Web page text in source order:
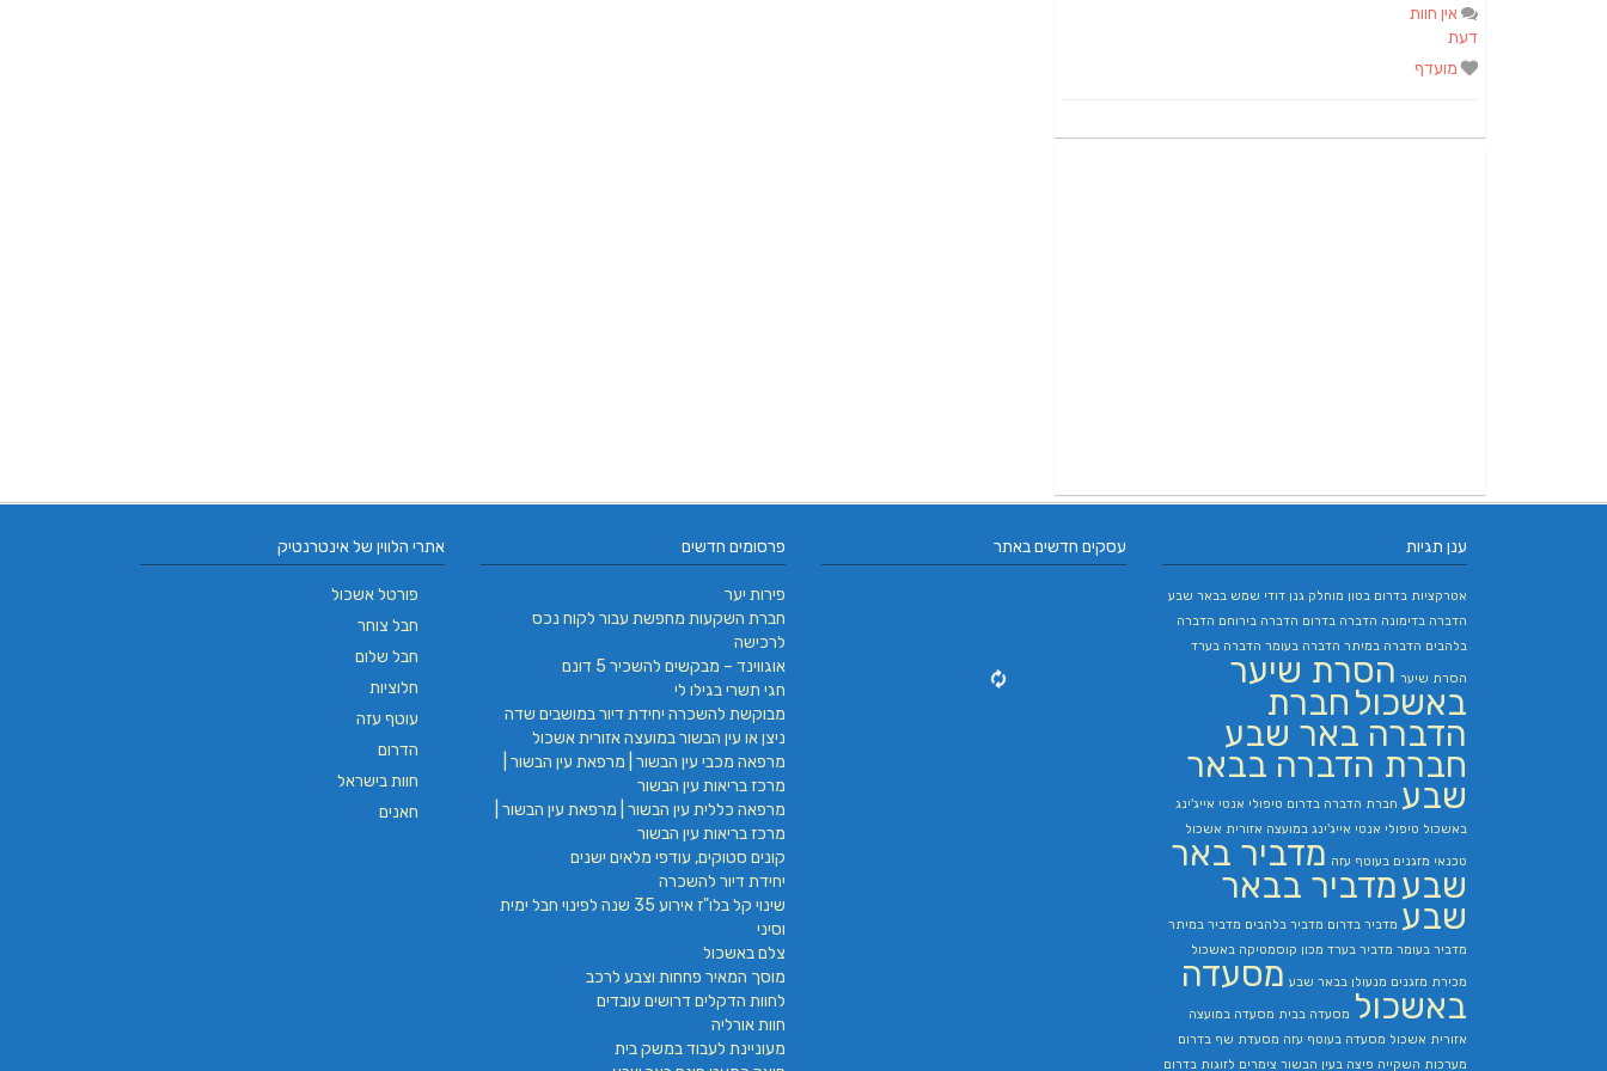
אין חוות
דעת
מועדף
אתרי הלווין של אינטרנטיק
פורטל אשכול
חבל צוחר
חבל שלום
חלוציות
עוטף עזה
הדרום
חוות בישראל
חאנים
פרסומים חדשים
פירות יער
חברת השקעות מחפשת עבור לקוח נכס
לרכישה
אוגווינד – מבקשים להשכיר 5 דונם
חגי תשרי בגילו לי
מבוקשת להשכרה יחידת דיור במושבים שדה
ניצן או עין הבשור במועצה אזורית אשכול
מרפאה מכבי עין הבשור | מרפאת עין הבשור |
מרכז בריאות עין הבשור
מרפאה כללית עין הבשור | מרפאת עין הבשור |
מרכז בריאות עין הבשור
קונים סטוקים, עודפי מלאים ישנים
יחידת דיור להשכרה
שינוי קל בלו"ז אירוע 35 שנה לפינוי חבל ימית
וסיני
צלם באשכול
מוסך המאיר פחחות וצבע לרכב
לחוות הדקלים דרושים עובדים
חוות אורליה
מעוניינת לעבוד במשק בית
עסקים חדשים באתר ענן תגיות
אטרקציות בדרום בטון מוחלק גנן דודי שמש בבאר שבע
הדברה בדימונה הדברה בדרום הדברה בירוחם הדברה
בלהבים הדברה במיתר הדברה בעומר הדברה בערד
הסרת שיער הסרת שיער
באשכול חברת
הדברה באר שבע
חברת הדברה בבאר
שבע חברת הדברה בדרום טיפולי אנטי אייג'ינג
באשכול טיפולי אנטי אייג'ינג במועצה אזורית אשכול
טכנאי מזגנים בעוטף עזה מדביר באר
שבעמדביר בבאר
שבע מדביר בדרום מדביר בלהבים מדביר במיתר
מדביר בעומר מדביר בערד מכון קוסמטיקה באשכול
מכירת מזגנים מנעולן בבאר שבע מסעדה
באשכול מסעדה בבית מסעדה במועצה
אזורית אשכול מסעדה בעוטף עזה מסעדת שף בדרום
מערכות השקייה פיצה בעין הבשור צימרים לזוגות בדרום